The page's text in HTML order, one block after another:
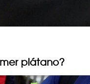
plátano?